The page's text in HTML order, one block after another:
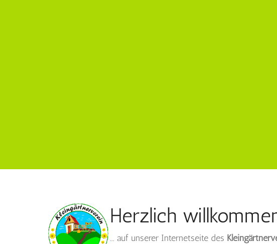
Herzlich
... auf unserer Internetseite des